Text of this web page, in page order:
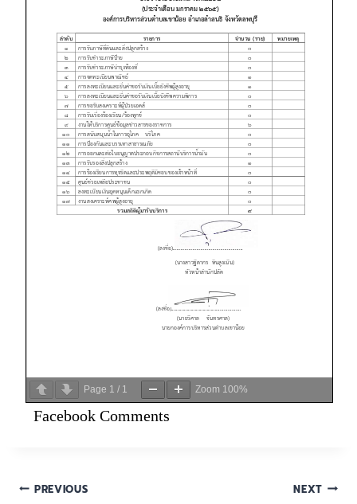
Page 1 / 1 Zoom 100%
Facebook Comments
PREVIOUS NEXT